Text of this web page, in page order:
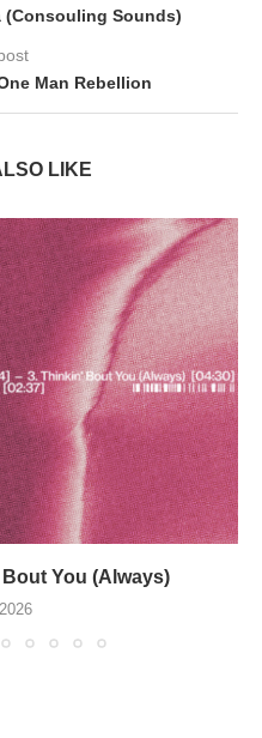
(Consouling Sounds)
Man Rebellion
LIKE
Bout You (Always)